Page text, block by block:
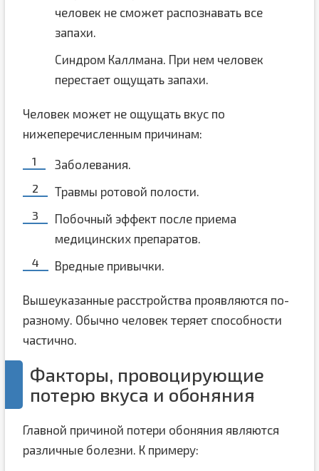
человек не сможет распознавать все
запахи.
Синдром Каллмана. При нем человек
перестает ощущать запахи.
Человек может не ощущать вкус по
нижеперечисленным причинам:
Заболевания.
Травмы ротовой полости.
Побочный эффект после приема
медицинских препаратов.
Вредные привычки.
Вышеуказанные расстройства проявляются по-
разному. Обычно человек теряет способности
частично.
Факторы, провоцирующие
потерю вкуса и обоняния
Главной причиной потери обоняния являются
различные болезни. К примеру: